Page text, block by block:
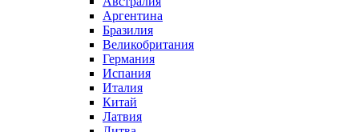
Аргентина
Бразилия
Великобритания
Германия
Испания
Италия
Китай
Латвия